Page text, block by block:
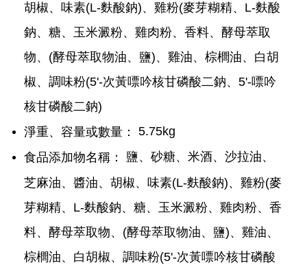
胡椒、味素(L-麩酸鈉)、雞粉(麥芽糊精、L-麩酸
鈉、糖、玉米澱粉、雞肉粉、香料、酵母萃取
物、(酵母萃取物油、鹽)、雞油、棕櫚油、白胡
椒、調味粉(5'-次黃嘌吟核甘磷酸二鈉、5'-嘌吟
核甘磷酸二鈉)
淨重、容量或數量：
5.75kg
食品添加物名稱：
鹽、砂糖、米酒、沙拉油、
芝麻油、醬油、胡椒、味素(L-麩酸鈉)、雞粉(麥
芽糊精、L-麩酸鈉、糖、玉米澱粉、雞肉粉、香
料、酵母萃取物、(酵母萃取物油、鹽)、雞油、
棕櫚油、白胡椒、調味粉(5'-次黃嘌吟核甘磷酸